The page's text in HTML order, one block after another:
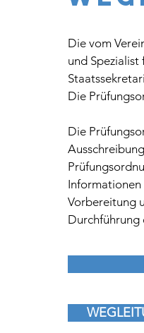
Die vom
und Spezialist
Die
Die
Informationen
Vorbereitung
Durchführung